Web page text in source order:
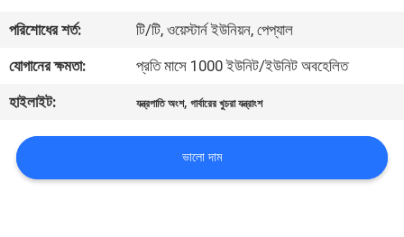
করুন
খবর
উদ্ধৃতির
জন্য
পরিশোধের শর্ত:
টি/টি, ওয়েস্টার্ন ইউনিয়ন, পেপ্যাল
যোগানের ক্ষমতা:
প্রতি মাসে 1000 ইউনিট/ইউনিট অবহেলিত
হাইলাইট:
যন্ত্রপাতি অংশ,গার্বারের খুচরা যন্ত্রাংশ
ভালো দাম